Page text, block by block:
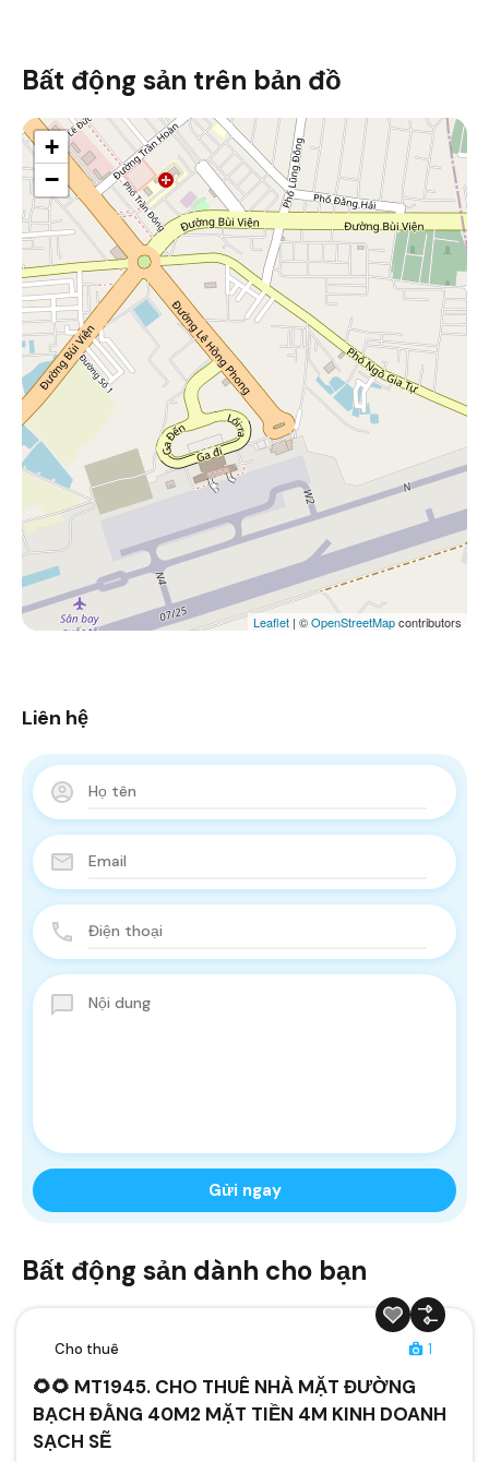
Bất động sản trên bản đồ
+
−
Leaflet | ©OpenStreetMapcontributors
Liên hệ
Bất động sản dành cho bạn
Cho thuê 1
🌻🌻 MT1945. CHO THUÊ NHÀ MẶT ĐƯỜNG
BẠCH ĐẰNG 40M2 MẶT TIỀN 4M KINH DOANH
SẠCH SẼ